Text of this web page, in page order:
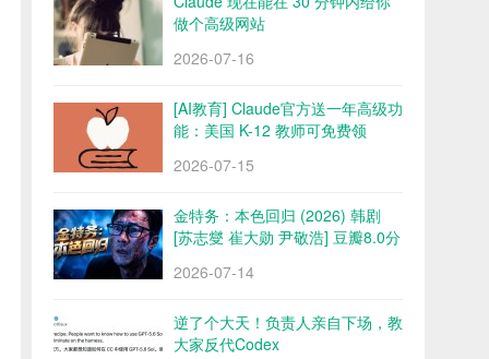
做个高级网站
2026-07-16
[AI教育] Claude官方送一年高级功
能：美国 K-12 教师可免费领
2026-07-15
金特务：本色回归 (2026) 韩剧
[苏志燮 崔大勋 尹敬浩] 豆瓣8.0分
2026-07-14
逆了个大天！负责人亲自下场，教
大家反代Codex